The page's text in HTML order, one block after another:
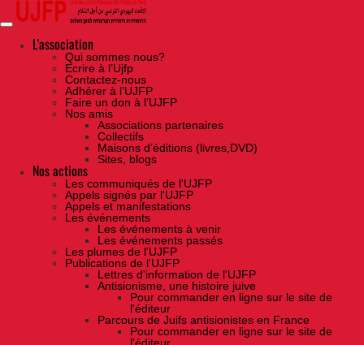
Skip
the
contentL'association
Qui sommes nous?
Ecrire à l’Ujfp
Contactez-nous
Adhérer à l’UJFP
Faire un don à l’UJFP
Nos amis
Associations partenaires
Collectifs
Maisons d’éditions (livres,DVD)
Sites, blogs
Nos actions
Les communiqués de l'UJFP
Appels signés par l'UJFP
Appels et manifestations
Les événements
Les événements à venir
Les événements passés
Les plumes de l'UJFP
Publications de l'UJFP
Lettres d'information de l'UJFP
Antisionisme, une histoire juive
Pour commander en ligne sur le site de
l'éditeur
Parcours de Juifs antisionistes en France
Pour commander en ligne sur le site de